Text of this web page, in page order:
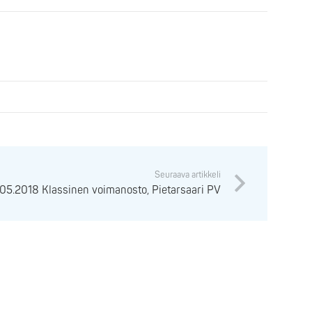
Seuraava artikkeli
Klassinen voimanosto, Pietarsaari PV